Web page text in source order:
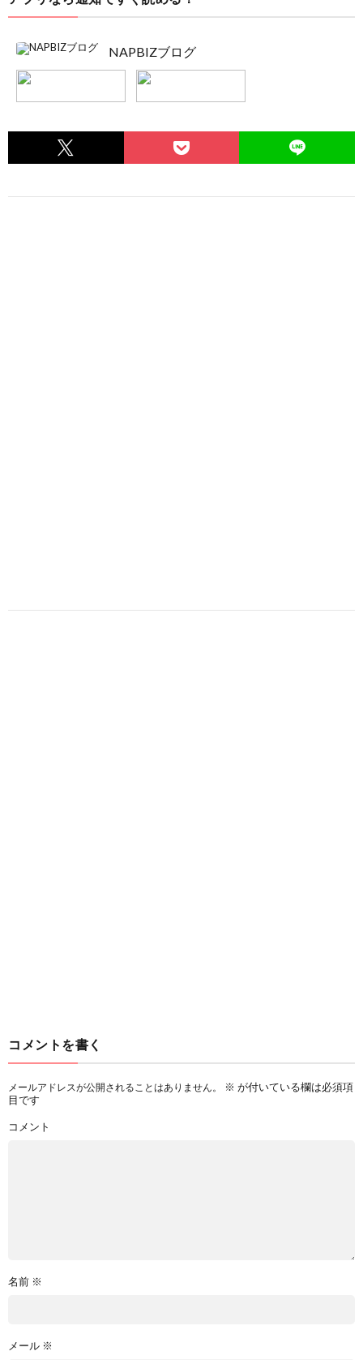
NAPBIZブログ
コメントを書く
メールアドレスが公開されることはありません。 ※ が付いている欄は必須項
目です
コメント
名前 ※
メール ※